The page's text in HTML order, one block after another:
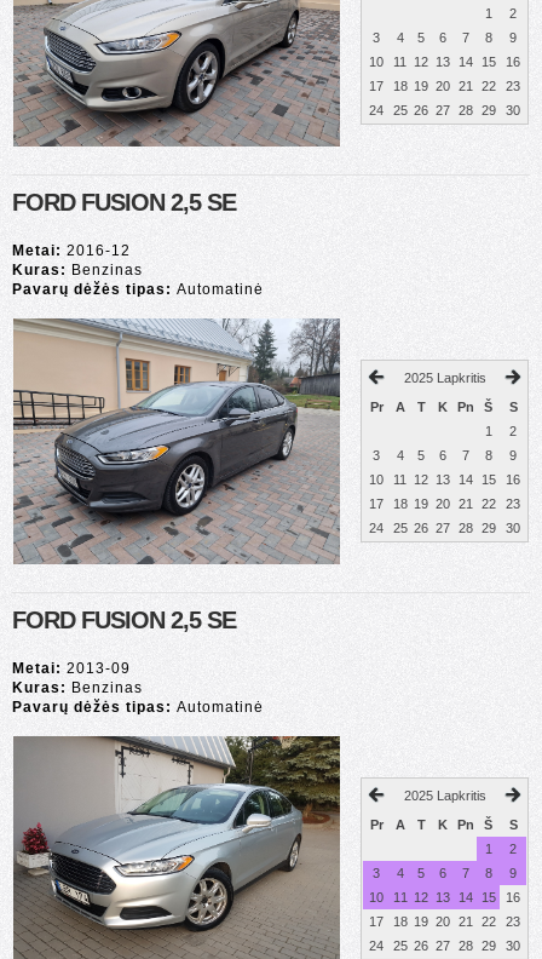
1
2
3
4 5 6 7 8
9
10
11 12 13 14 15
16
17
18 19 20 21 22
23
24
25 26 27 28 29 30
FORD FUSION 2,5 SE
Metai: 2016-12
Kuras: Benzinas
Pavarų dėžės tipas: Automatinė
2025 Lapkritis
Pr
A T K Pn Š
S
1
2
3
4 5 6 7 8
9
10
11 12 13 14 15
16
17
18 19 20 21 22
23
24
25 26 27 28 29 30
FORD FUSION 2,5 SE
Metai: 2013-09
Kuras: Benzinas
Pavarų dėžės tipas: Automatinė
2025 Lapkritis
Pr
A T K Pn Š
S
1
2
3
4 5 6 7 8
9
10
11 12 13 14 15
16
17
18 19 20 21 22
23
24
25 26 27 28 29 30